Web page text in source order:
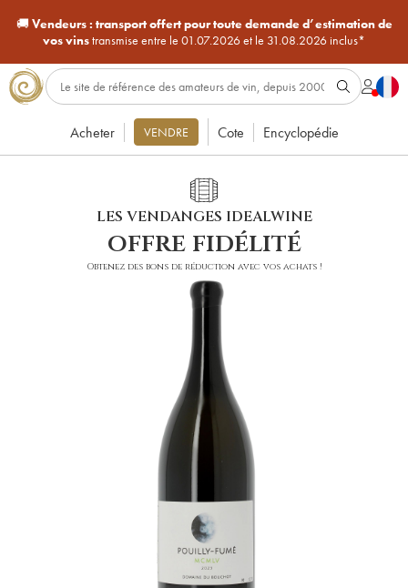
🚚Vendeurs : transport offert pour toute demande d’estimation de
vos vinstransmise entre le 01.07.2026 et le 31.08.2026 inclus*
Acheter VENDRE Cote Encyclopédie
LES VENDANGES IDEALWINE
offre fidélité
Obtenez des bons de réduction avec vos achats !